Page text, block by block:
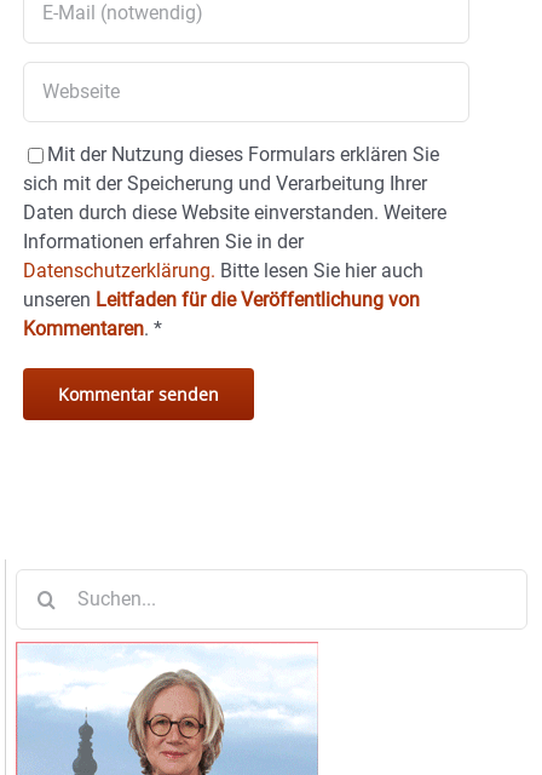
Mit der Nutzung dieses Formulars erklären Sie
sich mit der Speicherung und Verarbeitung Ihrer
Daten durch diese Website einverstanden. Weitere
Informationen erfahren Sie in der
Datenschutzerklärung. Bitte lesen Sie hier auch
unseren Leitfaden für die Veröffentlichung von
Kommentaren. *
nach: